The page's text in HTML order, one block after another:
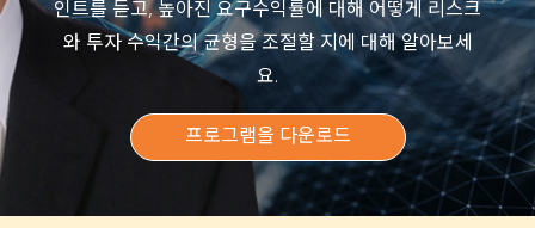
인트를 듣고, 높아진 요구수익률에 대해 어떻게 리스크
와 투자 수익간의 균형을 조절할 지에 대해 알아보세
요.
프로그램을 다운로드